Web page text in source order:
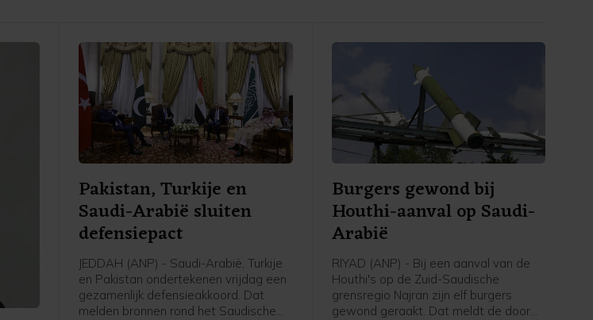
Pakistan, Turkije en
Saudi-Arabië sluiten
defensiepact
JEDDAH (ANP) - Saudi-Arabië, Turkije
en Pakistan ondertekenen vrijdag een
gezamenlijk defensieakkoord. Dat
melden bronnen rond het Saudische
Burgers gewond bij
Houthi-aanval op Saudi-
Arabië
RIYAD (ANP) - Bij een aanval van de
Houthi's op de Zuid-Saudische
grensregio Najran zijn elf burgers
gewond geraakt. Dat meldt de door